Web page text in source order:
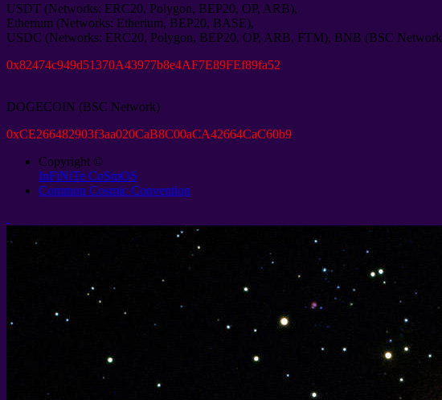
USDT (Networks: ERC20, Polygon, BEP20, OP, ARB),
Etherium (Networks: Etherium, BEP20, BASE),
USDC (Networks: ERC20, Polygon, BEP20, OP, ARB, FTM), BNB (BSC Network
0x82474c949d51370A43977b8e4AF7E89FEf89fa52
DOGECOIN (BSC Network)
0xCE266482903f3aa020CaB8C00aCA42664CaC60b9
Copyright ©
InFiNiTe CoSmOS
Common Cosmic Convention